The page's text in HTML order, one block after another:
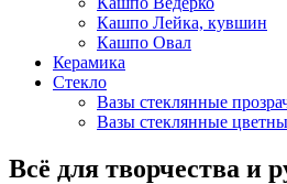
Кашпо Лейка, кувшин
Кашпо Овал
Керамика
Стекло
Вазы стеклянные
Вазы стеклянные
Всё для творчества и